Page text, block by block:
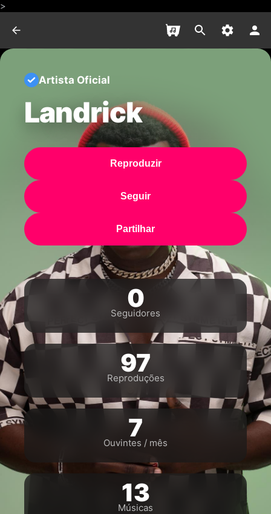
>
Artista Oficial
Landrick
Reproduzir
Seguir
Partilhar
0
Seguidores
97
Reproduções
7
Ouvintes / mês
13
Músicas